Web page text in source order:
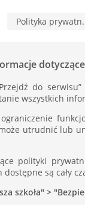
Polityka prywatn.
do
wszystkich
utrudnić lub
polityki
są cały
szkoła" >